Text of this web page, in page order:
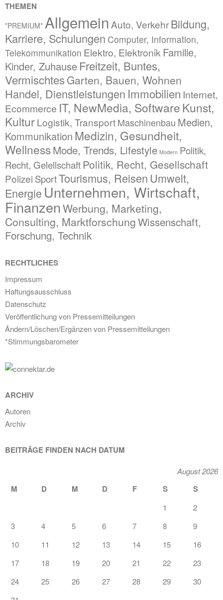
THEMEN
*PREMIUM* Allgemein Auto, VerkehrBildung,
Karriere, Schulungen Computer, Information,
Telekommunikation Elektro, Elektronik Familie,
Kinder, Zuhause Freitzeit, Buntes,
Vermischtes Garten, Bauen, Wohnen
Handel, Dienstleistungen Immobilien Internet,
Ecommerce IT, NewMedia, SoftwareKunst,
KulturLogistik, TransportMaschinenbau Medien,
Kommunikation Medizin, Gesundheit,
WellnessMode, Trends, Lifestyle Modern Politik,
Recht, Gelellschaft Politik, Recht, Gesellschaft
Polizei SportTourismus, Reisen Umwelt,
Energie Unternehmen, Wirtschaft,
FinanzenWerbung, Marketing,
Consulting, MarktforschungWissenschaft,
Forschung, Technik
RECHTLICHES
Impressum
Haftungsausschluss
Datenschutz
Veröffentlichung von Pressemitteilungen
Ändern/Löschen/Ergänzen von Pressemitteilungen
*Stimmungsbarometer
ARCHIV
Autoren
Archiv
BEITRÄGE FINDEN NACH DATUM
August 2026
M D M D F S S
1
2
3
4 5 6 7 8
9
10
11 12 13 14 15
16
17
18 19 20 21 22
23
24
25 26 27 28 29
30